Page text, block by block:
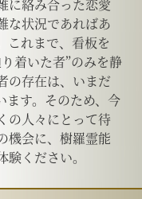
に絡み合った恋愛
な状況であればあ
これまで、看板を
着いた者”のみを静
の存在は、いまだ
ます。​そのため、今
の人々にとって待
機会に、樹羅霊能
ください。